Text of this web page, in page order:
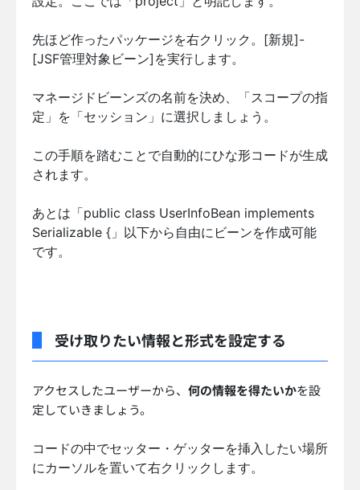
先ほど作ったパッケージを右クリック。[新規]-
[JSF管理対象ビーン]を実行します。
マネージドビーンズの名前を決め、「スコープの指
定」を「セッション」に選択しましょう。
この手順を踏むことで自動的にひな形コードが生成
されます。
あとは「public class UserInfoBean implements
Serializable {」以下から自由にビーンを作成可能
です。
受け取りたい情報と形式を設定する
アクセスしたユーザーから、 何の情報を得たいかを設
定していきましょう。
コードの中でセッター・ゲッターを挿入したい場所
にカーソルを置いて右クリックします。